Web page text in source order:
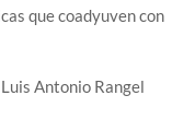
que coadyuven con
Antonio Rangel